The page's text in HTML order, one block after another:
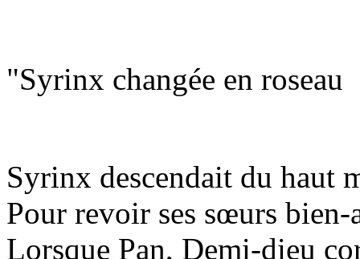
"Syrinx changée en roseau
Syrinx descendait du haut
Pour revoir ses sœurs bien-
Lorsque Pan, Demi-dieu